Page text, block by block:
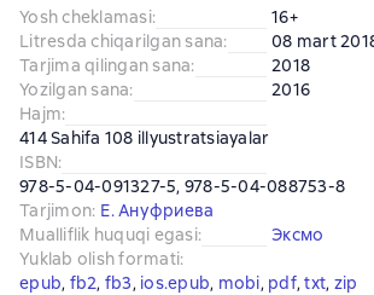
Yosh cheklamasi:
16+
Litresda chiqarilgan sana:
08 mart
Tarjima qilingan sana:
2018
Yozilgan sana:
2016
Hajm:
414 Sahifa 108 illyustratsiayalar
ISBN:
978-5-04-091327-5, 978-5-04-088753-8
Tarjimon: Е. Ануфриева
Mualliflik huquqi egasi:
Эксмо
Yuklab olish formati:
epub, fb2, fb3, ios.epub, mobi, pdf, txt, zip